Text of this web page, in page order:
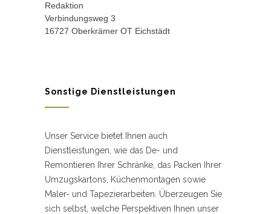
Redaktion
Verbindungsweg 3
16727 Oberkrämer OT Eichstädt
Sonstige Dienstleistungen
Unser Service bietet Ihnen auch
Dienstleistungen, wie das De- und
Remontieren Ihrer Schränke, das Packen Ihrer
Umzugskartons, Küchenmontagen sowie
Maler- und Tapezierarbeiten. Überzeugen Sie
sich selbst, welche Perspektiven Ihnen unser